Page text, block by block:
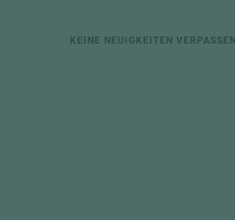
KEINE NEUIGKEITEN VERPASSEN